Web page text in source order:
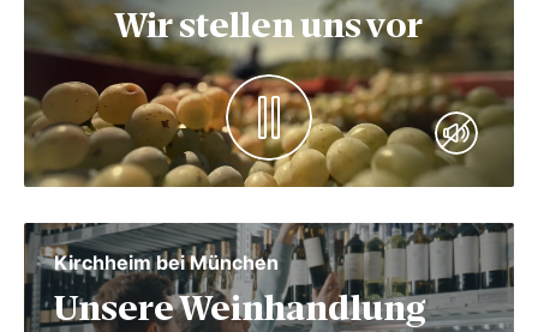
Wir stellen uns vor
Kirchheim bei München
Unsere Weinhandlung